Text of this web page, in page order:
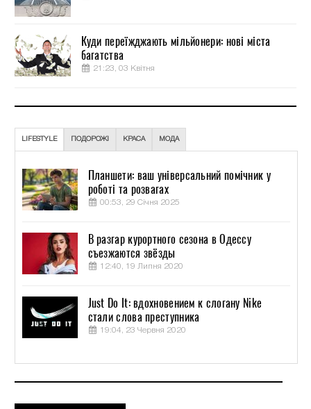
Куди переїжджають мільйонери: нові міста
багатства
21:23, 03 Квітня
LIFESTYLE ПОДОРОЖІ КРАСА МОДА
Планшети: ваш універсальний помічник у
роботі та розвагах
00:53, 29 Січня 2025
В разгар курортного сезона в Одессу
съезжаются звёзды
12:40, 19 Липня 2020
Just Do It: вдохновением к слогану Nike
стали слова преступника
19:04, 23 Червня 2020